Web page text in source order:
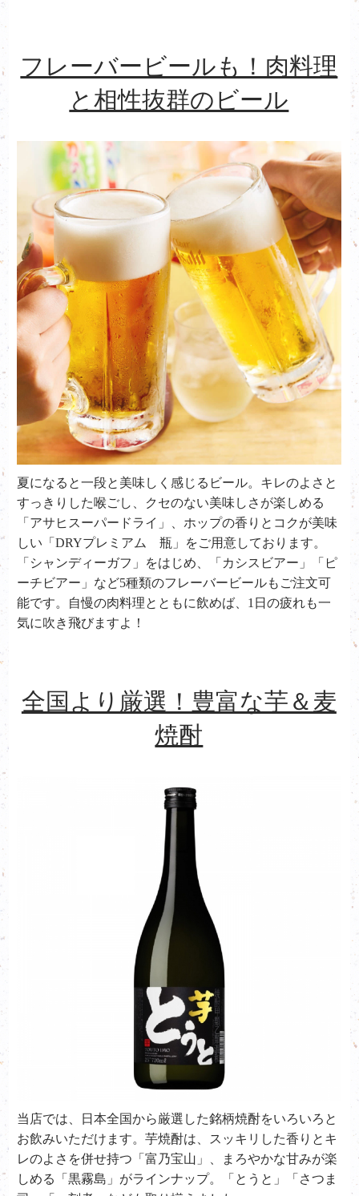
フレーバービールも！肉料理
と相性抜群のビール
夏になると一段と美味しく感じるビール。キレのよさと
すっきりした喉ごし、クセのない美味しさが楽しめる
「アサヒスーパードライ」、ホップの香りとコクが美味
しい「DRYプレミアム 瓶」をご用意しております。
「シャンディーガフ」をはじめ、「カシスビアー」「ピ
ーチビアー」など5種類のフレーバービールもご注文可
能です。自慢の肉料理とともに飲めば、1日の疲れも一
気に吹き飛びますよ！
全国より厳選！豊富な芋＆麦
焼酎
当店では、日本全国から厳選した銘柄焼酎をいろいろと
お飲みいただけます。芋焼酎は、スッキリした香りとキ
レのよさを併せ持つ「富乃宝山」、まろやかな甘みが楽
しめる「黒霧島」がラインナップ。「とうと」「さつま